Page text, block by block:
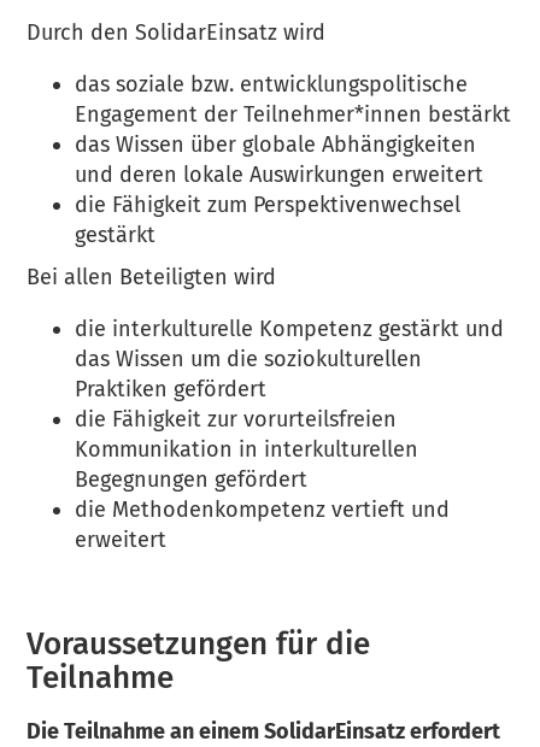
Durch den SolidarEinsatz wird
das soziale bzw. entwicklungspolitische
Engagement der Teilnehmer*innen bestärkt
das Wissen über globale Abhängigkeiten
und deren lokale Auswirkungen erweitert
die Fähigkeit zum Perspektivenwechsel
gestärkt
Bei allen Beteiligten wird
die interkulturelle Kompetenz gestärkt und
das Wissen um die soziokulturellen
Praktiken gefördert
die Fähigkeit zur vorurteilsfreien
Kommunikation in interkulturellen
Begegnungen gefördert
die Methodenkompetenz vertieft und
erweitert
Voraussetzungen für die
Teilnahme
Die Teilnahme an einem SolidarEinsatz erfordert